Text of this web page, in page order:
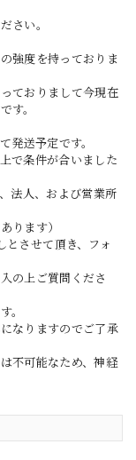
さい。
強度を持っておりま
ておりまして今現在
す。
発送予定です。
で条件が合いました
法人、および営業所
ります）
させて頂き、フォ
の上ご質問くださ
。
なりますのでご了承
不可能なため、神経